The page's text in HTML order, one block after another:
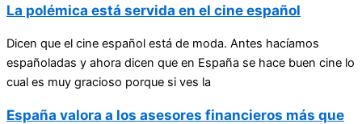
La polémica está servida en el cine español
Dicen que el cine español está de moda. Antes hacíamos
españoladas y ahora dicen que en España se hace buen cine lo
cual es muy gracioso porque si ves la
España valora a los asesores financieros más que